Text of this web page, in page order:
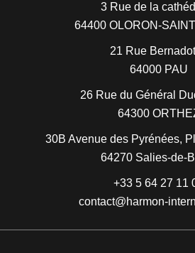
3 Rue de la
64400 OLORON-
21 Rue
64000 PAU
26 Rue du Général
64300
30B Avenue des Pyrénées,
64270 Salies-de-
+33 5 64 27 11
contact@harmon-